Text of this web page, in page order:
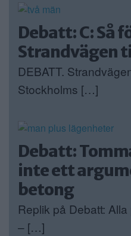
Debatt: C: Så
Strandvägen
DEBATT.
Stockholms […]
Debatt:
inte ett
betong
Replik på Debatt:
– […]